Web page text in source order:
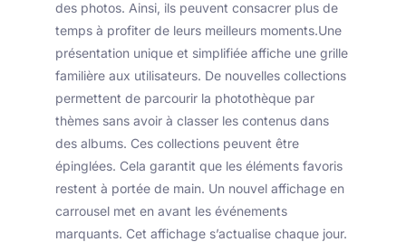
des photos. Ainsi, ils peuvent consacrer plus de
temps à profiter de leurs meilleurs moments.Une
présentation unique et simplifiée affiche une grille
familière aux utilisateurs. De nouvelles collections
permettent de parcourir la photothèque par
thèmes sans avoir à classer les contenus dans
des albums. Ces collections peuvent être
épinglées. Cela garantit que les éléments favoris
restent à portée de main. Un nouvel affichage en
carrousel met en avant les événements
marquants. Cet affichage s’actualise chaque jour.